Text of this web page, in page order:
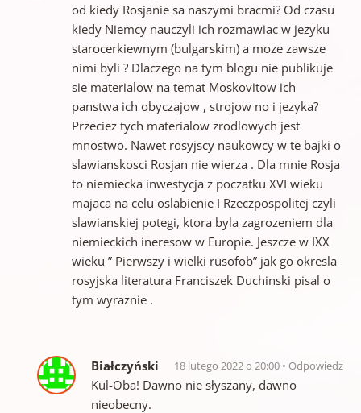
od kiedy Rosjanie sa naszymi bracmi? Od czasu
kiedy Niemcy nauczyli ich rozmawiac w jezyku
starocerkiewnym (bulgarskim) a moze zawsze
nimi byli ? Dlaczego na tym blogu nie publikuje
sie materialow na temat Moskovitow ich
panstwa ich obyczajow , strojow no i jezyka?
Przeciez tych materialow zrodlowych jest
mnostwo. Nawet rosyjscy naukowcy w te bajki o
slawianskosci Rosjan nie wierza . Dla mnie Rosja
to niemiecka inwestycja z poczatku XVI wieku
majaca na celu oslabienie I Rzeczpospolitej czyli
slawianskiej potegi, ktora byla zagrozeniem dla
niemieckich ineresow w Europie. Jeszcze w IXX
wieku ” Pierwszy i wielki rusofob” jak go okresla
rosyjska literatura Franciszek Duchinski pisal o
tym wyraznie .
Białczyński 18 lutego 2022 o 20:00 Odpowiedz
Kul-Oba! Dawno nie słyszany, dawno
nieobecny.